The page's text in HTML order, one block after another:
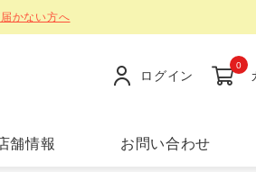
かない方へ
ログイン
0
舗情報 お問い合わせ